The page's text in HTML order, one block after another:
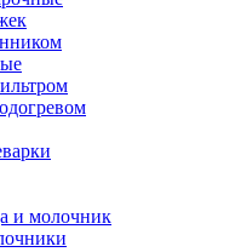
и молочник